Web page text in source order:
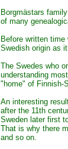
Borgmästars
of many
Before written
Swedish origin as
The Swedes who
understanding
"home" of Finnish-
An interesting
after the 11th
Sweden later first
That is why there
and so on.